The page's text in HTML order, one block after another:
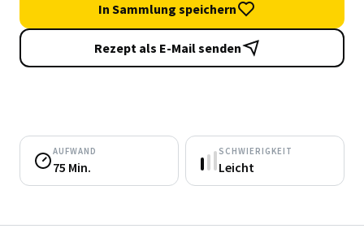
In Sammlung speichern
Rezept als E-Mail senden
AUFWAND
75 Min.
SCHWIERIGKEIT
Leicht